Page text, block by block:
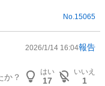
No. 15065
2026/1/14 16:04報告
か？
はい
17
いいえ
1